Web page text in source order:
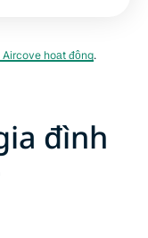
hoạt động.
đình